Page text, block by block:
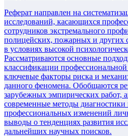
Реферат направлен на
исследований, касающихся
сотрудников экстремального
полицейских, пожарных и других
в условиях высокой
Рассматриваются основные
классификации
ключевые факторы риска и
данного феномена. Обобщаются
зарубежных эмпирических работ,
современные методы
профессиональных изменений
выводы о тенденциях развития
дальнейших научных поисков.